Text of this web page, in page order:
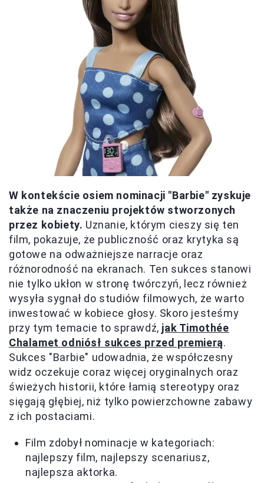
W kontekście osiem nominacji "Barbie" zyskuje
także na znaczeniu projektów stworzonych
przez kobiety. Uznanie, którym cieszy się ten
film, pokazuje, że publiczność oraz krytyka są
gotowe na odważniejsze narracje oraz
różnorodność na ekranach. Ten sukces stanowi
nie tylko ukłon w stronę twórczyń, lecz również
wysyła sygnał do studiów filmowych, że warto
inwestować w kobiece głosy. Skoro jesteśmy
przy tym temacie to sprawdź, jak Timothée
Chalamet odniósł sukces przed premierą.
Sukces "Barbie" udowadnia, że współczesny
widz oczekuje coraz więcej oryginalnych oraz
świeżych historii, które łamią stereotypy oraz
sięgają głębiej, niż tylko powierzchowne zabawy
z ich postaciami.
Film zdobył nominacje w kategoriach:
najlepszy film, najlepszy scenariusz,
najlepsza aktorka.